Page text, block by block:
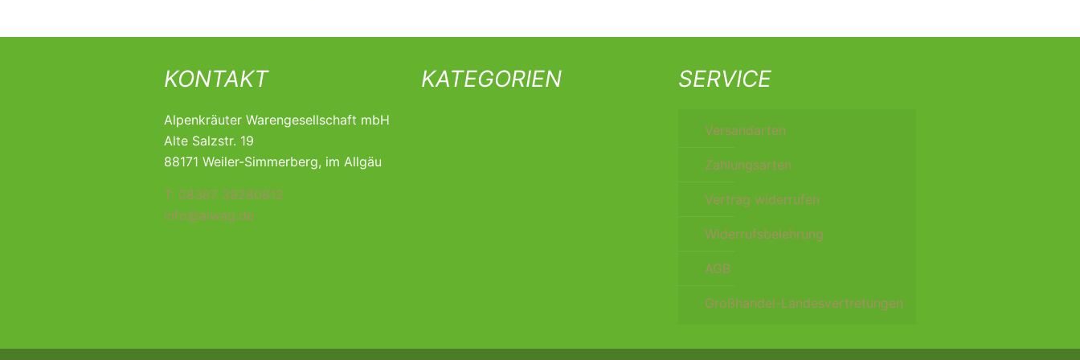
KONTAKT
Alpenkräuter Warengesellschaft mbH
Alte Salzstr. 19
88171 Weiler-Simmerberg, im Allgäu
T: 08387 39280812
info@alwag.de
KATEGORIEN SERVICE
Versandarten
Zahlungsarten
Vertrag widerrufen
Widerrufsbelehrung
AGB
Großhandel-Landesvertretungen